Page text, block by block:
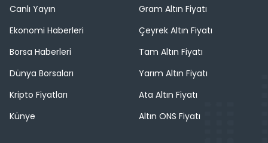
Canlı Yayın
Ekonomi Haberleri
Borsa Haberleri
Dünya Borsaları
Kripto Fiyatları
Künye
Gram Altın Fiyatı
Çeyrek Altın Fiyatı
Tam Altın Fiyatı
Yarım Altın Fiyatı
Ata Altın Fiyatı
Altın ONS Fiyatı